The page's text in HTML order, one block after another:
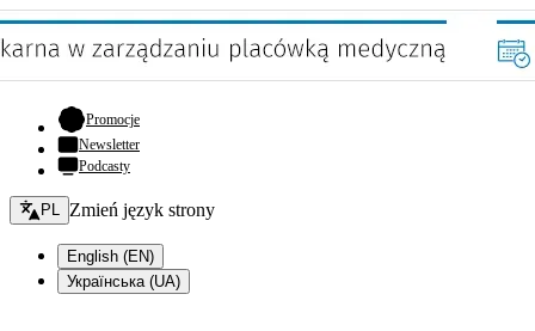
Promocje- otwiera się w nowej karcie
Newsletter
Podcasty
Zmień język - bieżący:
PL Zmień język strony
English (EN)
Українська (UA)